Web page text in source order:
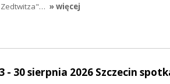
Zedtwitza"… » więcej
30 sierpnia 2026 Szczecin